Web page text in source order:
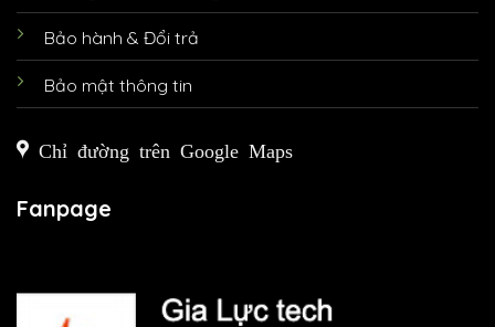
Bảo hành & Đổi trả
Bảo mật thông tin
Chỉ đường trên Google Maps
Fanpage